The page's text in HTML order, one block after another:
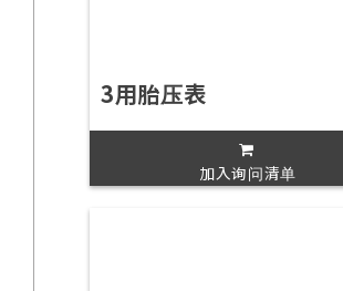
3用胎压表
加入询问清单